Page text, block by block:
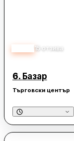
15 отзива
6. Базар
Търговски център